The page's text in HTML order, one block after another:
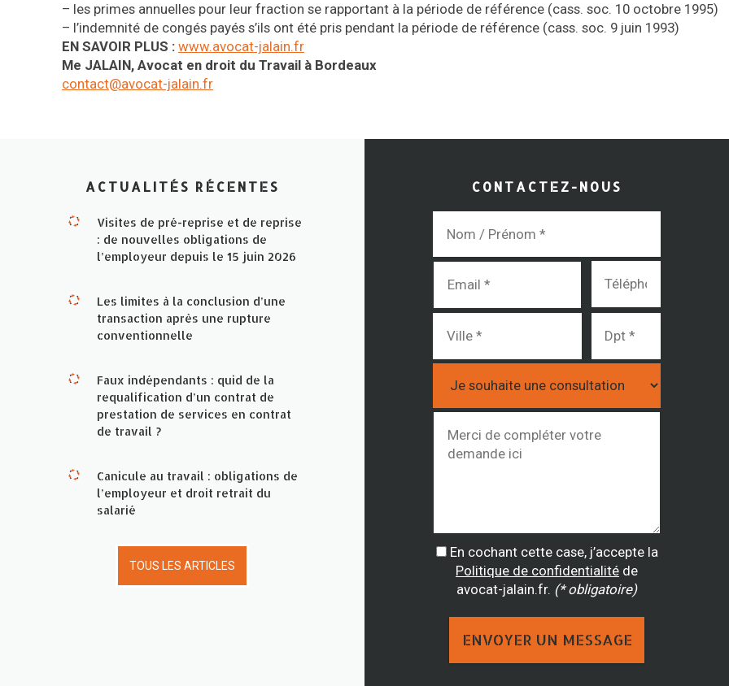
– les primes annuelles pour leur fraction se rapportant à la période de référence (cass. soc. 10 octobre 1995)
– l’indemnité de congés payés s’ils ont été pris pendant la période de référence (cass. soc. 9 juin 1993)
EN SAVOIR PLUS : www.avocat-jalain.fr
Me JALAIN, Avocat en droit du Travail à Bordeaux
contact@avocat-jalain.fr
ACTUALITÉS RÉCENTES
Visites de pré-reprise et de reprise
: de nouvelles obligations de
l’employeur depuis le 15 juin 2026
Les limites à la conclusion d’une
transaction après une rupture
conventionnelle
Faux indépendants : quid de la
requalification d’un contrat de
prestation de services en contrat
de travail ?
Canicule au travail : obligations de
l’employeur et droit retrait du
salarié
TOUS LES ARTICLES
CONTACTEZ-NOUS
En cochant cette case, j’accepte la
Politique de confidentialité de
avocat-jalain.fr. (* obligatoire)